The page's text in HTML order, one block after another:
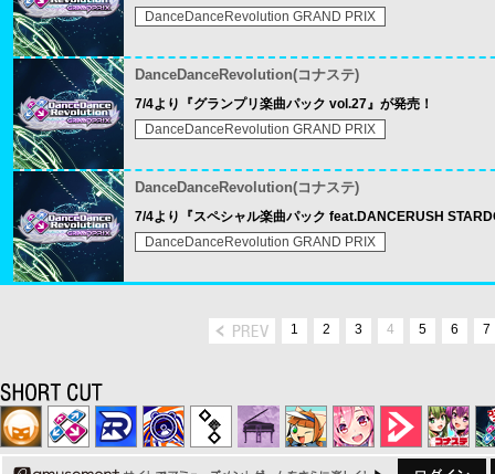
DanceDanceRevolution GRAND PRIX
DanceDanceRevolution(コナステ)
7/4より『グランプリ楽曲パック vol.27』が発売！
DanceDanceRevolution GRAND PRIX
DanceDanceRevolution(コナステ)
7/4より『スペシャル楽曲パック feat.DANCERUSH
DanceDanceRevolution GRAND PRIX
1 2 3 4 5 6 7